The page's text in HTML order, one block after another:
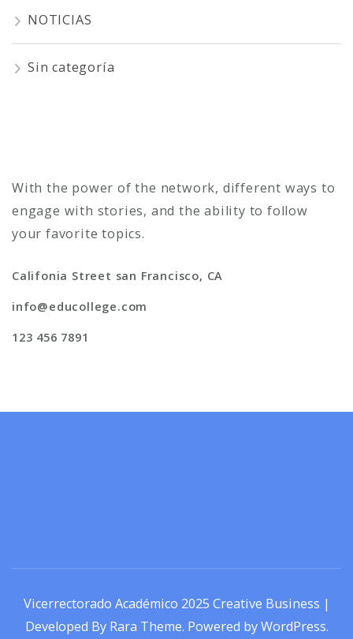
NOTICIAS
Sin categoría
With the power of the network, different ways to
engage with stories, and the ability to follow
your favorite topics.
Califonia Street san Francisco, CA
info@educollege.com
123 456 7891
Vicerrectorado Académico 2025 Creative Business |
Developed By Rara Theme. Powered byWordPress.